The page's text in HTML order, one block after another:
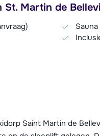
St. Martin de
Saint Martin de